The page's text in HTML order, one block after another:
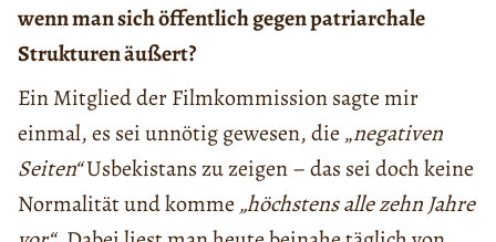
wenn man sich öffentlich gegen patriarchale
Strukturen äußert?
Ein Mitglied der Filmkommission sagte mir
einmal, es sei unnötig gewesen, die „negativen
Seiten“Usbekistans zu zeigen – das sei doch keine
Normalität und komme „höchstens alle zehn Jahre